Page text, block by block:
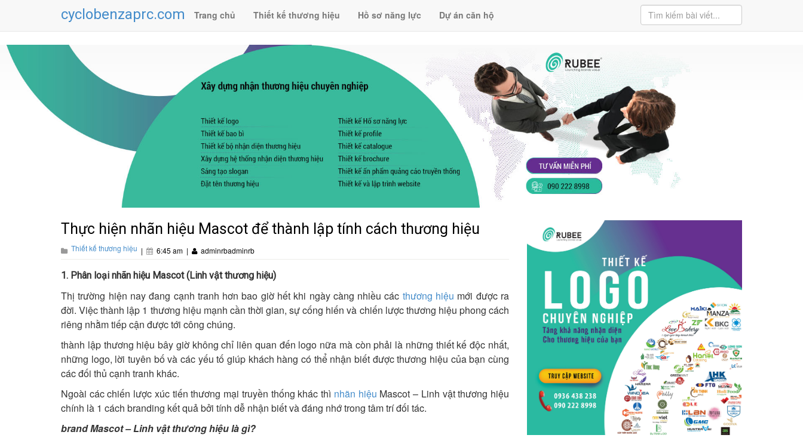
cyclobenzaprc.com Trang chủ Thiết kế thương hiệu Hồ sơ năng lực Dự án căn hộ
Thực hiện nhãn hiệu Mascot để thành lập tính cách thương hiệu
Thiết kế thương hiệu | 6:45 am | adminrbadminrb
1. Phân loại nhãn hiệu Mascot (Linh vật thương hiệu)
Thị trường hiện nay đang cạnh tranh hơn bao giờ hết khi ngày càng nhiều các thương hiệu mới được ra
đời. Việc thành lập 1 thương hiệu mạnh cần thời gian, sự cống hiến và chiến lược thương hiệu phong cách
riêng nhằm tiếp cận được tới công chúng.
thành lập thương hiệu bây giờ không chỉ liên quan đến logo nữa mà còn phải là những thiết kế độc nhất,
những logo, lời tuyên bố và các yếu tố giúp khách hàng có thể nhận biết được thương hiệu của bạn cùng
các đối thủ cạnh tranh khác.
Ngoài các chiến lược xúc tiến thương mại truyền thống khác thì nhãn hiệu Mascot – Linh vật thương hiệu
chính là 1 cách branding kết quả bởi tính dễ nhận biết và đáng nhớ trong tâm trí đối tác.
brand Mascot – Linh vật thương hiệu là gì?